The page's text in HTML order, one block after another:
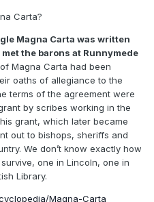
Carta?
Magna Carta was written
the barons at Runnymede
Magna Carta had been
oaths of allegiance to the
terms of the agreement were
by scribes working in the
grant, which later became
out to bishops, sheriffs and
We don’t know exactly how
one in Lincoln, one in
Library.
Magna-Carta